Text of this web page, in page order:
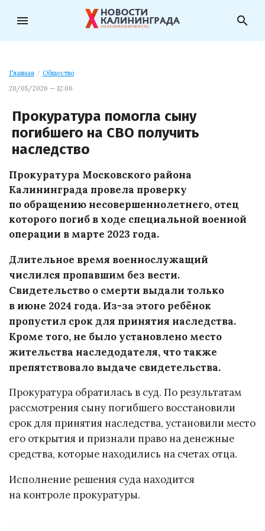
menu search
Главная / Общество
20/05/2026 — 12:06
Прокуратура помогла сыну
погибшего на СВО получить
наследство
Прокуратура Московского района
Калининграда провела проверку
по обращению несовершеннолетнего, отец
которого погиб в ходе специальной военной
операции в марте 2023 года.
Длительное время военнослужащий
числился пропавшим без вести.
Свидетельство о смерти выдали только
в июне 2024 года. Из-за этого ребёнок
пропустил срок для принятия наследства.
Кроме того, не было установлено место
жительства наследодателя, что также
препятствовало выдаче свидетельства.
Прокуратура обратилась в суд. По результатам
рассмотрения сыну погибшего восстановили
срок для принятия наследства, установили место
его открытия и признали право на денежные
средства, которые находились на счетах отца.
Исполнение решения суда находится
на контроле прокуратуры.